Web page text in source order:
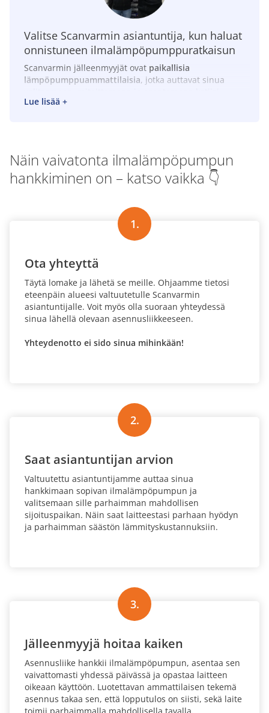
Valitse Scanvarmin asiantuntija, kun haluat
onnistuneen ilmalämpöpumppuratkaisun
Scanvarmin jälleenmyyjät ovat paikallisia
lämpöpumppuammattilaisia, jotka auttavat sinua
sopivan GREE-ilmalämpöpumpun. Valtuutettu
Paikallinen palvelu ja maahantuojan tuki kulkevat
samassa paketissa.Näin saat asiantuntevaa apua
läheltäsi, mutta taustalla on aina myös Scanvarmin
sopivista lämpöpumppuratkaisuista.
Lue lisää Scanvarmin jälleenmyyjistä →
Lue lisää +
Näin vaivatonta ilmalämpöpumpun
hankkiminen on – katso vaikka 👇
1.
Ota yhteyttä
Täytä lomake ja lähetä se meille. Ohjaamme tietosi
eteenpäin alueesi valtuutetulle Scanvarmin
asiantuntijalle. Voit myös olla suoraan yhteydessä
sinua lähellä olevaan asennusliikkeeseen.
Yhteydenotto ei sido sinua mihinkään!
2.
Saat asiantuntijan arvion
Valtuutettu asiantuntijamme auttaa sinua
hankkimaan sopivan ilmalämpöpumpun ja
valitsemaan sille parhaimman mahdollisen
sijoituspaikan. Näin saat laitteestasi parhaan hyödyn
ja parhaimman säästön lämmityskustannuksiin.
3.
Jälleenmyyjä hoitaa kaiken
Asennusliike hankkii ilmalämpöpumpun, asentaa sen
vaivattomasti yhdessä päivässä ja opastaa laitteen
oikeaan käyttöön. Luotettavan ammattilaisen tekemä
asennus takaa sen, että lopputulos on siisti, sekä laite